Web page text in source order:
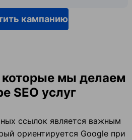
кампанию
мы делаем
SEO услуг
ссылок является важным
ориентируется Google при